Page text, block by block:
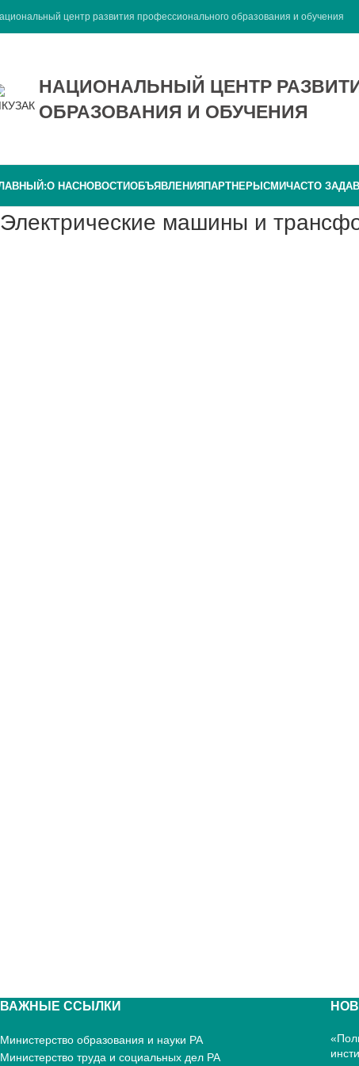
центр развития профессионального образования и обучения
НАЦИОНАЛЬНЫЙ ЦЕНТР
ОБРАЗОВАНИЯ И ОБУЧЕНИЯ
О НАСНОВОСТИОБЪЯВЛЕНИЯПАРТНЕРЫСМИЧАСТО
Электрические машины и
ВАЖНЫЕ ССЫЛКИ
Министерство образования и науки РА
Министерство труда и социальных дел РА